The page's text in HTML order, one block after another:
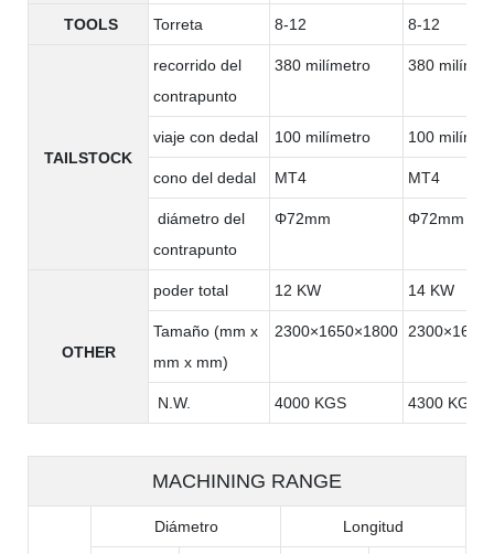
TOOLS Torreta 8-12 8-12
TAILSTOCK
recorrido del
contrapunto
380 milímetro 380
viaje con dedal 100 milímetro 100
cono del dedal MT4 MT4
diámetro del
contrapunto
Φ72mm Φ72mm
OTHER
poder total 12 KW 14 KW
Tamaño (mm x
mm x mm)
2300×1650×1800
N.W. 4000 KGS 4300 KGS
MACHINING RANGE
Diámetro Longitud